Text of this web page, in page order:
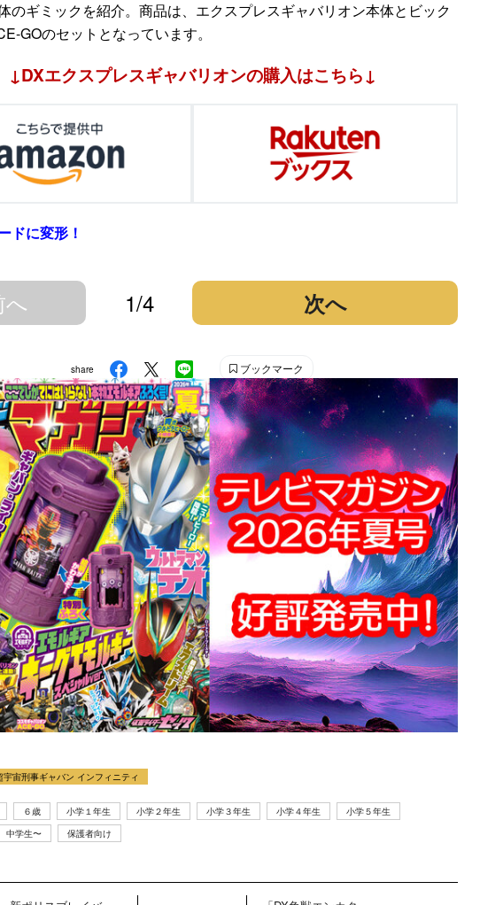
のギミックを紹介。商品は、エクスプレスギャバリオン本体とビック
GOのセットとなっています。
↓DXエクスプレスギャバリオンの購入はこちら↓
ドに変形！
1/4 次へ
share ブックマーク
宇宙刑事ギャバン インフィニティ
６歳 小学１年生 小学２年生 小学３年生 小学４年生
小学５年生
中学生〜 保護者向け
ラ
ー
】
【第6話更新
♡】 わんもあ！
マーごー！ご
新】
ウルトラマンシ
リーズ60周年記
た森次晃嗣氏特
仮面ライダー誕
生55周年記
弘、氏特別イン
テレビマガジン
2026年夏号発